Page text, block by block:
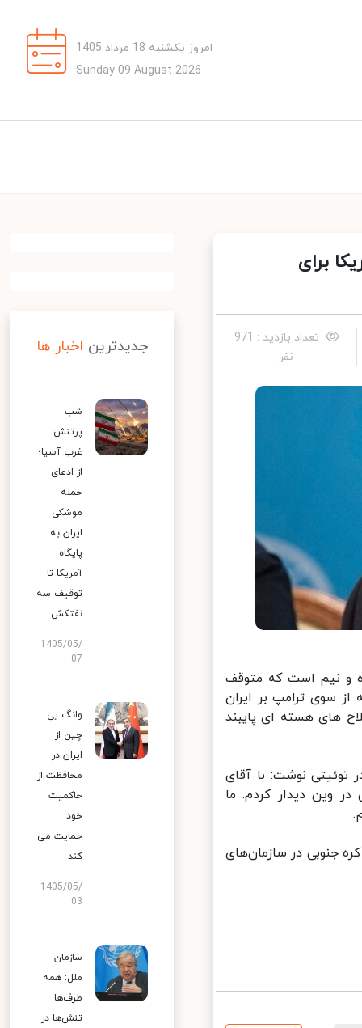
امروز یکشنبه 18 مرداد 1405
Sunday 09 August 2026
برای
تعداد بازدید : 971
نفر
و نیم است که متوقف
سوی ترامپ بر ایران
های هسته ای پایبند
نوشت: با آقای
وین دیدار کردم. ما
جنوبی در سازمان‌های
جدیدترین اخبار ها
شب
پرتنش
غرب آسیا؛
از ادعای
حمله
موشکی
ایران به
پایگاه
آمریکا تا
توقیف سه
نفتکش
1405/05/
07
وانگ یی:
چین از
ایران در
محافظت از
حاکمیت
خود
حمایت می
کند
1405/05/
03
سازمان
ملل: همه
طرف‌ها
تنش‌ها در